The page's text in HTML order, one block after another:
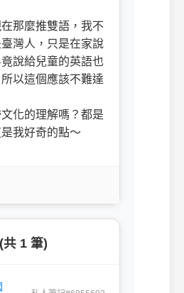
那麼推雙語，我不
灣人，只是在家說
說給兒童的英語也
以這個應該不難達
化的理解嗎？都是
我好奇的點～
1 筆)